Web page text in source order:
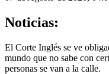
Noticias:
El Corte Inglés se ve
mundo que no sabe con
personas se van a la calle.